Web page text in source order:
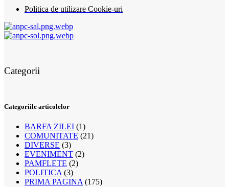
Politica de utilizare Cookie-uri
Categorii
Categoriile articolelor
BARFA ZILEI (1)
COMUNITATE (21)
DIVERSE (3)
EVENIMENT (2)
PAMFLETE (2)
POLITICA (3)
PRIMA PAGINA (175)